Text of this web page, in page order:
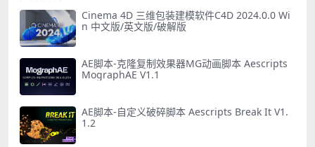
Cinema 4D 三维包装建模软件C4D 2024.0.0 Wi
n 中文版/英文版/破解版
AE脚本-克隆复制效果器MG动画脚本 Aescripts
MographAE V1.1
AE脚本-自定义破碎脚本 Aescripts Break It V1.
1.2